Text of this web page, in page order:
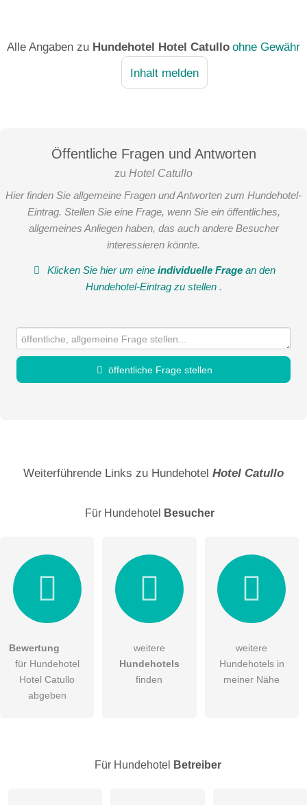
Alle Angaben zu Hundehotel Hotel Catullo ohne Gewähr
Inhalt melden
Öffentliche Fragen und Antworten
zu Hotel Catullo
Hier finden Sie allgemeine Fragen und Antworten zum Hundehotel-
Eintrag. Stellen Sie eine Frage, wenn Sie ein öffentliches,
allgemeines Anliegen haben, das auch andere Besucher
interessieren könnte.
Klicken Sie hier um eineindividuelle Frage an den
Hundehotel-Eintrag zu stellen .
öffentliche Frage stellen
E-Mail-Adresse (wird nicht veröffentlicht)
Hiermit akzeptiere ich dieAGB
DieDatenschutzerklärung habe ich zur Kenntnis genommen.
Besucher sichtbar.
Weiterführende Links zu Hundehotel Hotel Catullo
Für Hundehotel Besucher
Bewertung
für Hundehotel
Hotel Catullo
abgeben
weitere
Hundehotels
finden
weitere
Hundehotels in
meiner Nähe
Für Hundehotel Betreiber